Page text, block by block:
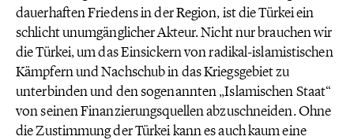
dauerhaften Friedens in der Region, ist die Türkei ein
schlicht unumgänglicher Akteur. Nicht nur brauchen wir
die Türkei, um das Einsickern von radikal-islamistischen
Kämpfern und Nachschub in das Kriegsgebiet zu
unterbinden und den sogenannten „Islamischen Staat“
von seinen Finanzierungsquellen abzuschneiden. Ohne
die Zustimmung der Türkei kann es auch kaum eine